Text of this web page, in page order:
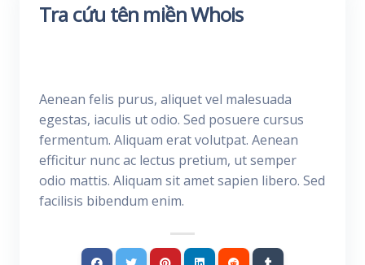
Tra cứu tên miền Whois
Aenean felis purus, aliquet vel malesuada
egestas, iaculis ut odio. Sed posuere cursus
fermentum. Aliquam erat volutpat. Aenean
efficitur nunc ac lectus pretium, ut semper
odio mattis. Aliquam sit amet sapien libero. Sed
facilisis bibendum enim.